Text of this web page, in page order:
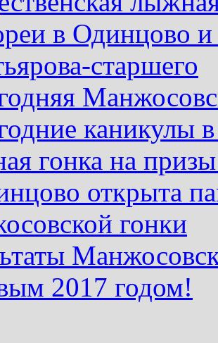
в Одинцово
старшего
каникулы
гонка на
открыта
гонки
2017 годом!